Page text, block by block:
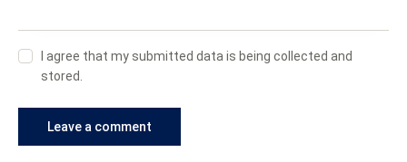
I agree that my submitted data is being collected and
stored.